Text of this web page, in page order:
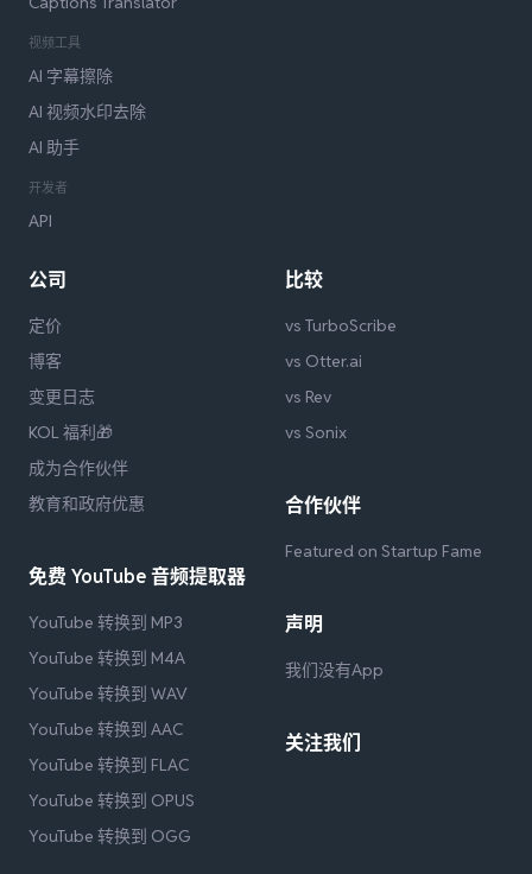
视频工具
AI 字幕擦除
AI 视频水印去除
AI 助手
开发者
API
公司
定价
博客
变更日志
KOL 福利🎁
成为合作伙伴
教育和政府优惠
免费 YouTube 音频提取器
YouTube 转换到 MP3
YouTube 转换到 M4A
YouTube 转换到 WAV
YouTube 转换到 AAC
YouTube 转换到 FLAC
YouTube 转换到 OPUS
YouTube 转换到 OGG
比较
vs TurboScribe
vs Otter.ai
vs Rev
vs Sonix
合作伙伴
Featured on Startup Fame
声明
我们没有App
关注我们